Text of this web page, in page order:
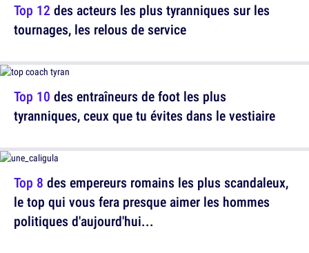
Top 12 des acteurs les plus tyranniques sur les
tournages, les relous de service
Top 10 des entraîneurs de foot les plus
tyranniques, ceux que tu évites dans le vestiaire
Top 8 des empereurs romains les plus scandaleux,
le top qui vous fera presque aimer les hommes
politiques d'aujourd'hui...